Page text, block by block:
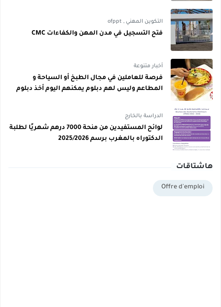
التكوين المهني ,
ofppt
فتح التسجيل في مدن المهن والكفاءات CMC
أخبار متنوعة
فرصة للعاملين في مجال الطبخ أو السياحة و
المطاعم وليس لهم دبلوم يمكنهم اليوم أخذ دبلوم
الدراسة بالخارج
لوائح المستفيدين من منحة 7000 درهم شهريًا لطلبة
الدكتوراه بالمغرب برسم 2025/2026
هاشتاقات
Offre d'emploi